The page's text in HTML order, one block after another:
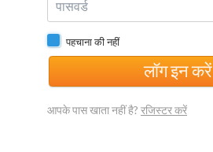
पहचाना की नहीं
लॉग इन करें
आपके पास खाता नहीं है? रजिस्टर करें